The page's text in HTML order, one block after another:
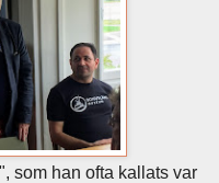
som han ofta kallats var